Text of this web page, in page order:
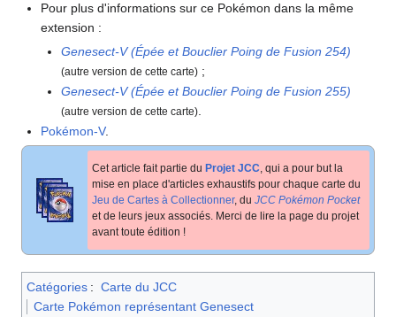
Pour plus d'informations sur ce Pokémon dans la même
extension :
Genesect-V (Épée et Bouclier Poing de Fusion 254)
(autre version de cette carte) ;
Genesect-V (Épée et Bouclier Poing de Fusion 255)
(autre version de cette carte).
Pokémon-V.
Cet article fait partie du Projet JCC, qui a pour but la
mise en place d'articles exhaustifs pour chaque carte du
Jeu de Cartes à Collectionner, du JCC Pokémon Pocket
et de leurs jeux associés. Merci de lire la page du projet
avant toute édition !
Catégories : Carte du JCC
Carte Pokémon représentant Genesect